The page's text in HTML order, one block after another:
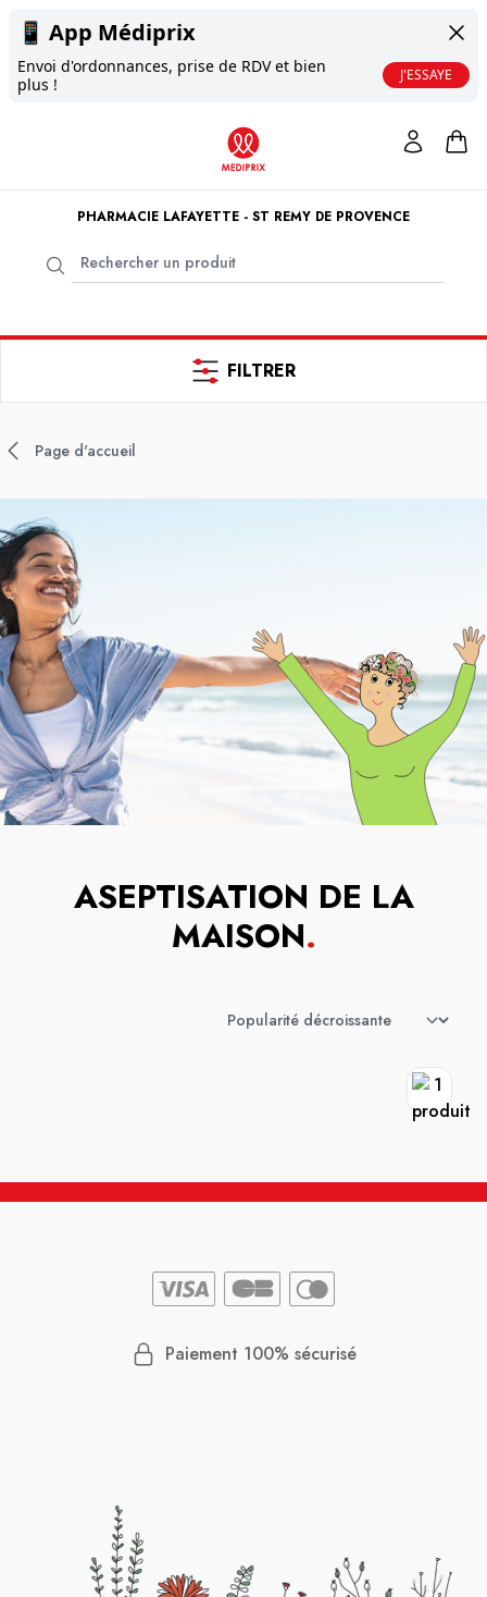
📱 App Médiprix
Envoi d'ordonnances, prise de RDV et bien
plus !
J'ESSAYE
PHARMACIE LAFAYETTE - ST REMY DE PROVENCE
FILTRER
Page d'accueil
ASEPTISATION DE LA
MAISON.
Paiement 100% sécurisé